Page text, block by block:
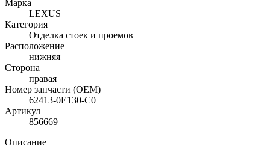
Марка
LEXUS
Категория
Отделка стоек и проемов
Расположение
нижняя
Сторона
правая
Номер запчасти (OEM)
62413-0E130-C0
Артикул
856669
Описание